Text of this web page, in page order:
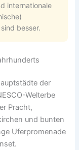
internationale
besser.
der
Welterbe
Pracht,
und bunten
Uferpromenade